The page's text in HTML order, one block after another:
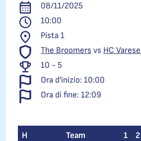
08/11/2025
10:00
Pista 1
The Broomers vs HC
10 - 5
Ora d'inizio: 10:00
Ora di fine: 12:09
H Team 1 2